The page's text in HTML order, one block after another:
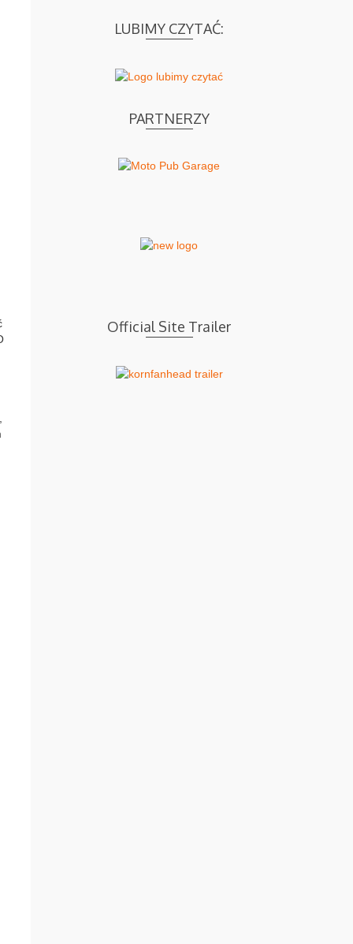
LUBIMY CZYTAĆ:
PARTNERZY
Official Site Trailer